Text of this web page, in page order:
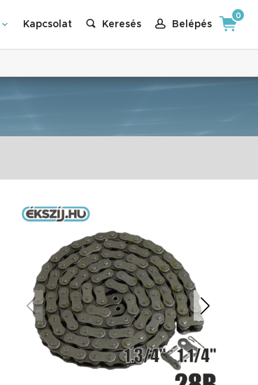
Kapcsolat Keresés Belépés
0